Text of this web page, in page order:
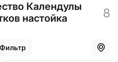
Календулы
настойка
8
Фильтр